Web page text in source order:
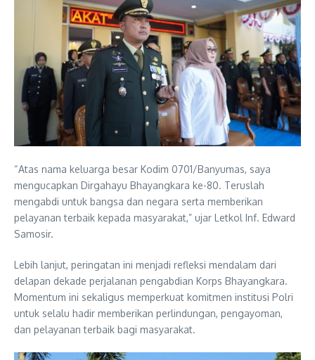
“Atas nama keluarga besar Kodim 0701/Banyumas, saya
mengucapkan Dirgahayu Bhayangkara ke-80. Teruslah
mengabdi untuk bangsa dan negara serta memberikan
pelayanan terbaik kepada masyarakat,” ujar Letkol Inf. Edward
Samosir.
Lebih lanjut, peringatan ini menjadi refleksi mendalam dari
delapan dekade perjalanan pengabdian Korps Bhayangkara.
Momentum ini sekaligus memperkuat komitmen institusi Polri
untuk selalu hadir memberikan perlindungan, pengayoman,
dan pelayanan terbaik bagi masyarakat.